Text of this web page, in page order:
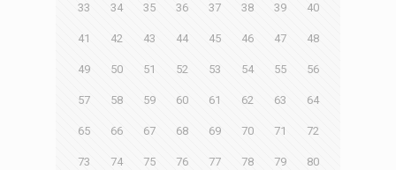
33 34 35 36 37 38 39 40
41 42 43 44 45 46 47 48
49 50 51 52 53 54 55 56
57 58 59 60 61 62 63 64
65 66 67 68 69 70 71 72
73 74 75 76 77 78 79 80